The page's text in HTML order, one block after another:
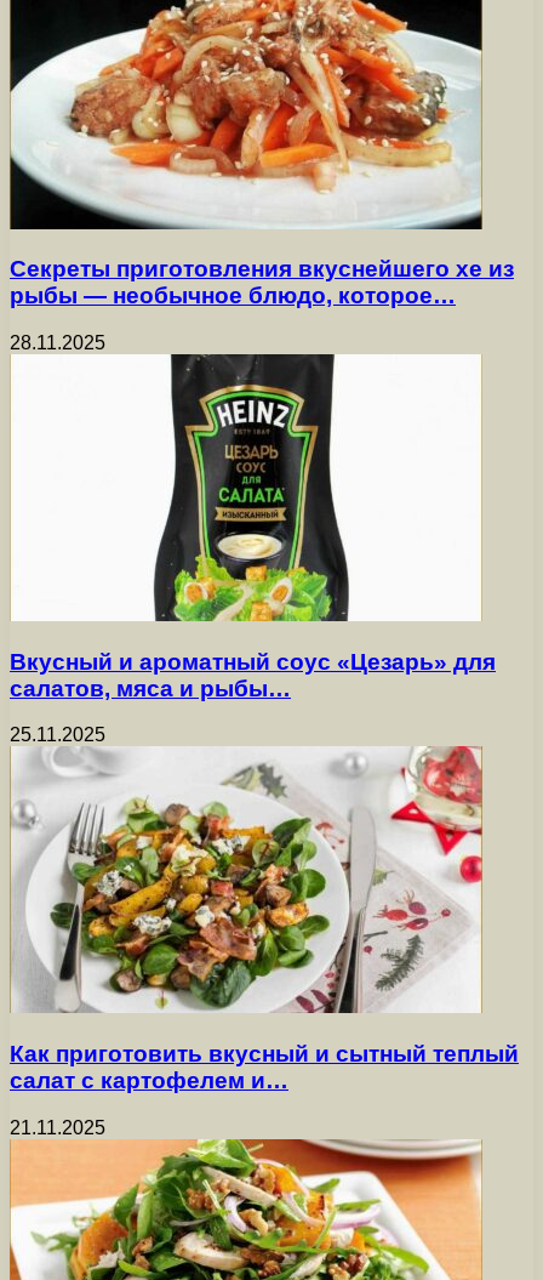
Секреты приготовления вкуснейшего хе из
рыбы — необычное блюдо, которое…
28.11.2025
Вкусный и ароматный соус «Цезарь» для
салатов, мяса и рыбы…
25.11.2025
Как приготовить вкусный и сытный теплый
салат с картофелем и…
21.11.2025